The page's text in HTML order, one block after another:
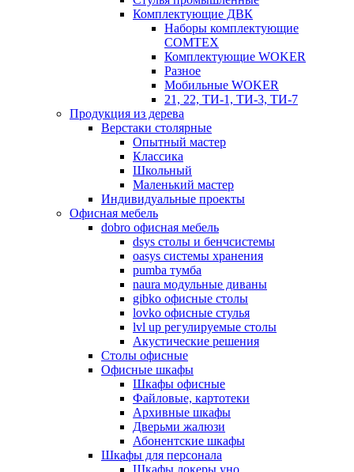
Комплектующие ДВК
Наборы комплектующие
COMTEX
Комплектующие WOKER
Разное
Мобильные WOKER
21, 22, ТИ-1, ТИ-3, ТИ-7
Продукция из дерева
Верстаки столярные
Опытный мастер
Классика
Школьный
Маленький мастер
Индивидуальные проекты
Офисная мебель
dobro офисная мебель
dsys столы и бенчсистемы
oasys системы хранения
pumba тумба
naura модульные диваны
gibko офисные столы
lovko офисные стулья
lvl up регулируемые столы
Акустические решения
Столы офисные
Офисные шкафы
Шкафы офисные
Файловые, картотеки
Архивные шкафы
Дверьми жалюзи
Абонентские шкафы
Шкафы для персонала
Шкафы локеры уно